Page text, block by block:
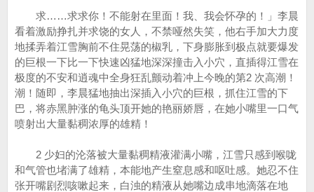
求……求求你！不能射在里面！我、我会怀孕的！」李晨
看着激励挣扎并求饶的女人，不禁哑然失笑，他右手加大力度
地揉弄着江雪胸前不住晃荡的椒乳，下身膨胀到极点就要爆发
的巨根一下比一下快速凶猛地深深撞击入小穴，直插得江雪在
极度的不安和逍魂中全身狂乱颤动着冲上今晚的第2 次高潮！
潮！随即，李晨猛地抽出深插入小穴的巨根，抓住江雪的下
巴，将赤黑肿涨的龟头顶开她的艳丽娇唇，在她小嘴里一口气
喷射出大量黏稠浓厚的雄精！
2 少妇的沦落被大量黏稠精液灌满小嘴，江雪只感到喉咙
和气管也堵满了雄精，本能地产生窒息感和呕吐感。她忍不住
张开嘴剧烈咳嗽起来，白浊的精液从她嘴边成串地滴落在地